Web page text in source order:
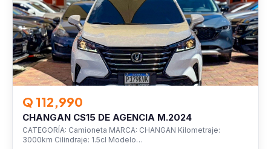
Q 112,990
CHANGAN CS15 DE AGENCIA M.2024
CATEGORÍA: Camioneta MARCA: CHANGAN Kilometraje:
3000km Cilindraje: 1.5cl Modelo…